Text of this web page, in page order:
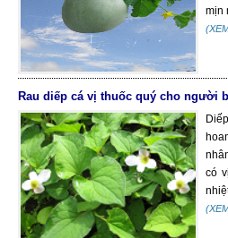
mịn
Rau diếp cá vị thuốc quý cho người
có